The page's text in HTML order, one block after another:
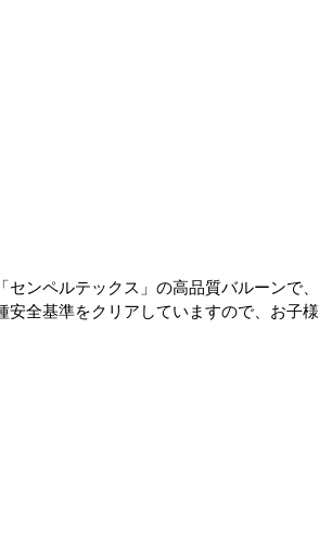
ンペルテックス」の高品質バルーンで、
全基準をクリアしていますので、お子様